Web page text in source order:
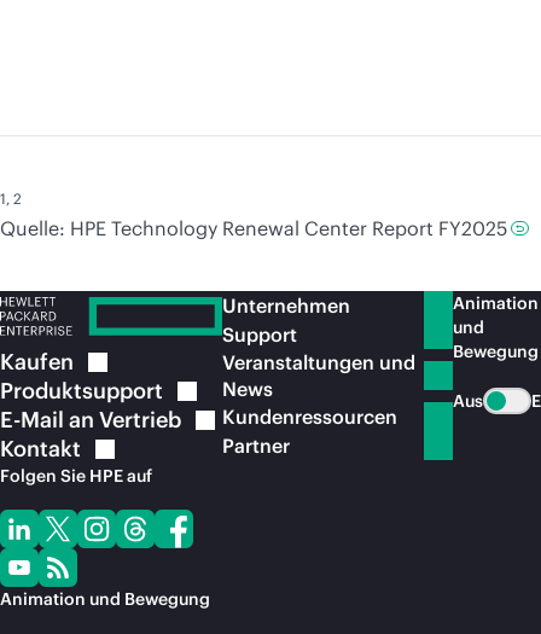
1, 2
Quelle: HPE Technology Renewal Center Report FY2025
Kaufen
Produktsupport
E-Mail an Vertrieb
Kontakt
Folgen Sie HPE auf
Animation und Bewegung
Unternehmen
Support
Veranstaltungen und
News
Kundenressourcen
Partner
Animation
und
Bewegung
Aus